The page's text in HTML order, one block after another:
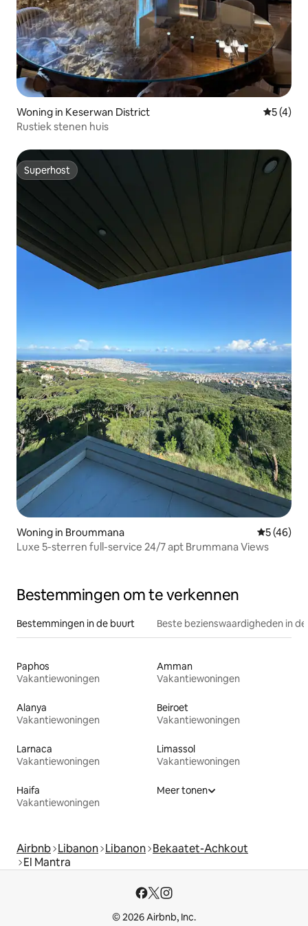
Woning in Keserwan District
5 (4)
Rustiek stenen huis
Superhost
Superhost
Woning in Broummana
5 (46)
Luxe 5-sterren full-service 24/7 apt Brummana Views
Bestemmingen om te verkennen
Bestemmingen in de buurt Beste bezienswaardigheden in
Paphos
Vakantiewoningen
Amman
Vakantiewoningen
Alanya
Vakantiewoningen
Beiroet
Vakantiewoningen
Larnaca
Vakantiewoningen
Limassol
Vakantiewoningen
Haifa
Vakantiewoningen
Meer tonen
Airbnb Libanon Libanon Bekaatet-Achkout
El Mantra
© 2026 Airbnb, Inc.